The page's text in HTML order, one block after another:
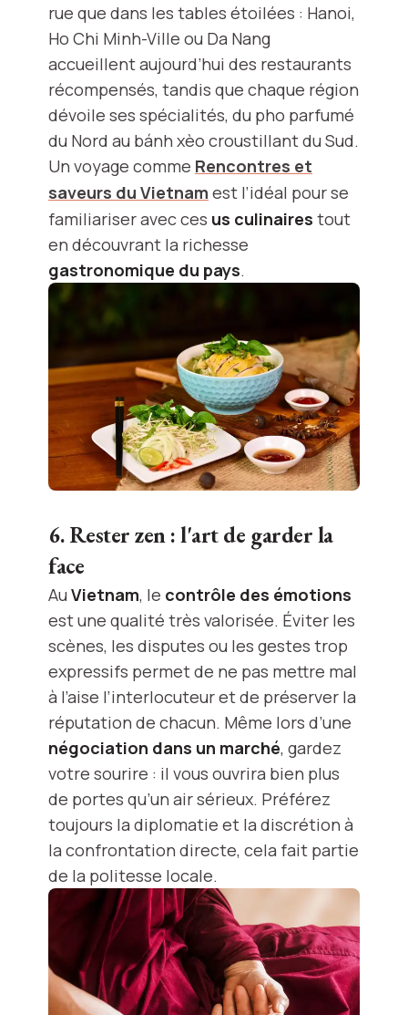
rue que dans les tables étoilées : Hanoi,
Ho Chi Minh-Ville ou Da Nang
accueillent aujourd’hui des restaurants
récompensés, tandis que chaque région
dévoile ses spécialités, du pho parfumé
du Nord au bánh xèo croustillant du Sud.
Un voyage comme Rencontres et
saveurs du Vietnam est l’idéal pour se
familiariser avec ces us culinaires tout
en découvrant la richesse
gastronomique du pays.
6. Rester zen : l'art de garder la
face
Au Vietnam, le contrôle des émotions
est une qualité très valorisée. Éviter les
scènes, les disputes ou les gestes trop
expressifs permet de ne pas mettre mal
à l’aise l’interlocuteur et de préserver la
réputation de chacun. Même lors d’une
négociation dans un marché, gardez
votre sourire : il vous ouvrira bien plus
de portes qu’un air sérieux. Préférez
toujours la diplomatie et la discrétion à
la confrontation directe, cela fait partie
de la politesse locale.